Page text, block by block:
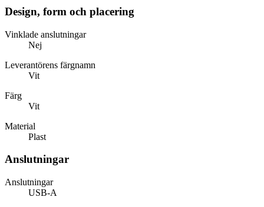
Design, form och placering
Vinklade anslutningar
Nej
Leverantörens färgnamn
Vit
Färg
Vit
Material
Plast
Anslutningar
Anslutningar
USB-A